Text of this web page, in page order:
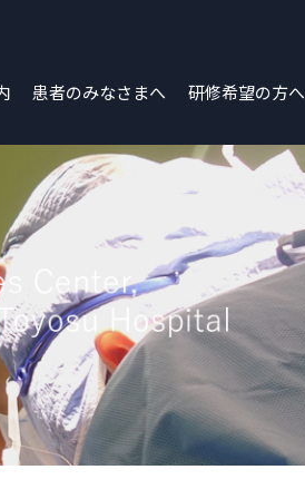
患者のみなさまへ 研修希望の方へ